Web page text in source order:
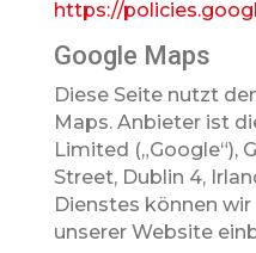
https://
Google Maps
Diese Seite nutzt
Maps. Anbieter ist
Limited („Google“),
Street, Dublin 4,
Dienstes können
unserer Website